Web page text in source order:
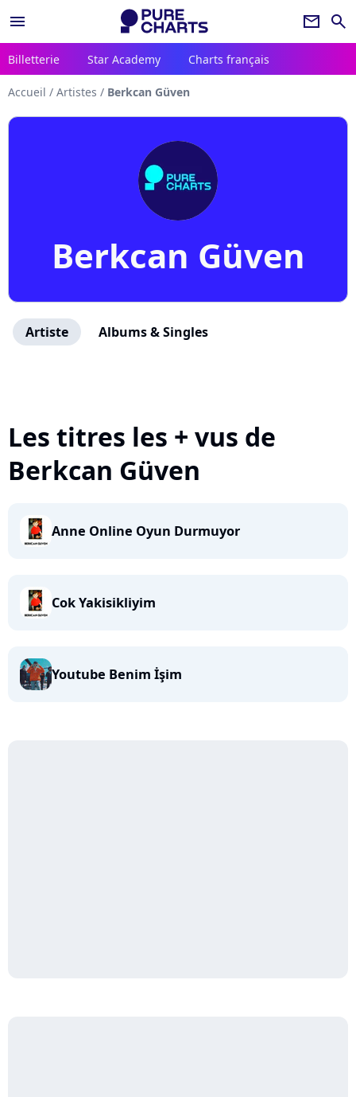
menu newsletter search
Billetterie Star Academy Charts français
Accueil / Artistes / Berkcan Güven
Berkcan Güven
Artiste Albums & Singles
Les titres les + vus de
Berkcan Güven
Anne Online Oyun Durmuyor
Cok Yakisikliyim
Youtube Benim İşim